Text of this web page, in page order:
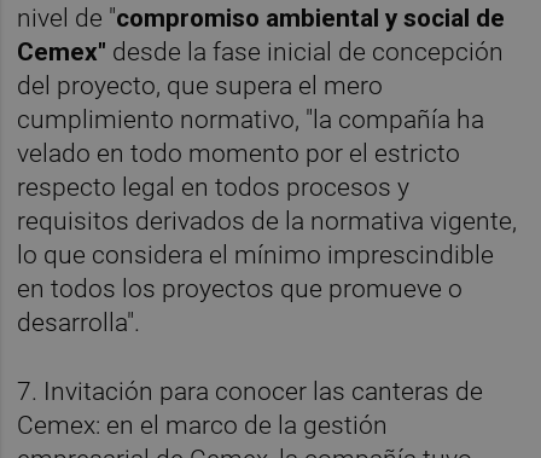
nivel de "compromiso ambiental y social de
Cemex" desde la fase inicial de concepción
del proyecto, que supera el mero
cumplimiento normativo, "la compañía ha
velado en todo momento por el estricto
respecto legal en todos procesos y
requisitos derivados de la normativa vigente,
lo que considera el mínimo imprescindible
en todos los proyectos que promueve o
desarrolla".
7. Invitación para conocer las canteras de
Cemex: en el marco de la gestión